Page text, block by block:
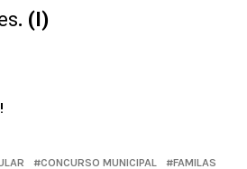
. (I)
CONCURSO MUNICIPAL
FAMILAS